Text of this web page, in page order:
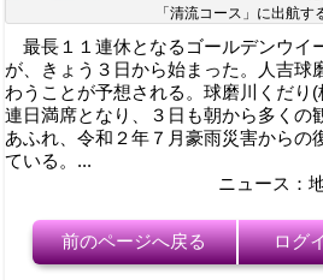
「清流コース」に出航す
最長１１連休となるゴールデンウイ
が、きょう３日から始まった。人吉球
わうことが予想される。球磨川くだり
連日満席となり、３日も朝から多くの
あふれ、令和２年７月豪雨災害からの
ている。...
ニュース：
前のページへ戻る ログ